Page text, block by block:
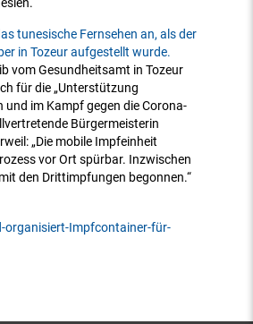
tunesische Fernsehen an, als der
in Tozeur aufgestellt wurde.
vom Gesundheitsamt in Tozeur
für die „Unterstützung
und im Kampf gegen die Corona-
Bürgermeisterin
„Die mobile Impfeinheit
vor Ort spürbar. Inzwischen
den Drittimpfungen begonnen.“
organisiert-Impfcontainer-für-